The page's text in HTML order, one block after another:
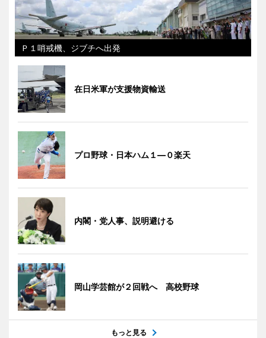
Ｐ１哨戒機、ジブチへ出発
在日米軍が支援物資輸送
プロ野球・日本ハム１―０楽天
内閣・党人事、説明避ける
岡山学芸館が２回戦へ 高校野球
もっと見る